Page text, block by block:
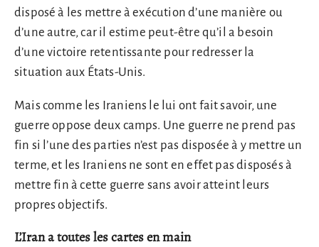
disposé à les mettre à exécution d’une manière ou
d’une autre, car il estime peut-être qu’il a besoin
d’une victoire retentissante pour redresser la
situation aux États-Unis.
Mais comme les Iraniens le lui ont fait savoir, une
guerre oppose deux camps. Une guerre ne prend pas
fin si l’une des parties n’est pas disposée à y mettre un
terme, et les Iraniens ne sont en effet pas disposés à
mettre fin à cette guerre sans avoir atteint leurs
propres objectifs.
L’Iran a toutes les cartes en main